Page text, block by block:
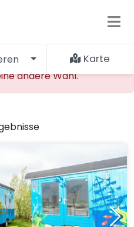
kann nicht gefunden
andere Wahl.
Karte